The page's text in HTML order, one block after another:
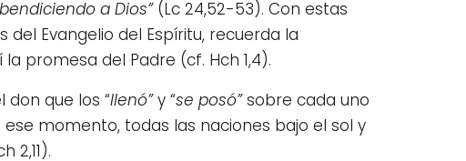
a Dios” (Lc 24,52-53). Con estas
Evangelio del Espíritu, recuerda la
promesa del Padre (cf. Hch 1,4).
don que los “llenó” y “se posó” sobre cada uno
momento, todas las naciones bajo el sol y
2,11).